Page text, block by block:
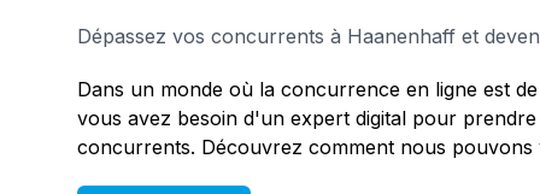
Dépassez vos concurrents à Haanenhaff et
Dans un monde où la concurrence en ligne est
vous avez besoin d'un expert digital pour
concurrents. Découvrez comment nous pouvons